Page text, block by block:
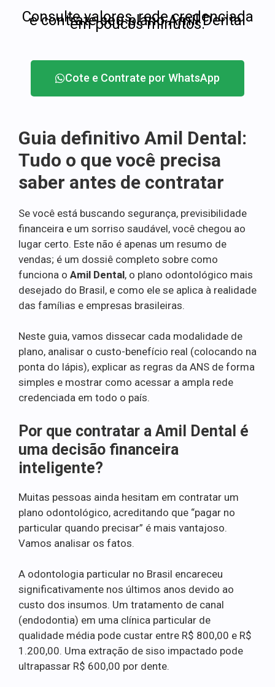
Consulte valores, rede credenciada
e contrate seu plano Amil Dental
em poucos minutos.
Cote e Contrate por WhatsApp
Guia definitivo Amil Dental:
Tudo o que você precisa
saber antes de contratar
Se você está buscando segurança, previsibilidade
financeira e um sorriso saudável, você chegou ao
lugar certo. Este não é apenas um resumo de
vendas; é um dossiê completo sobre como
funciona o Amil Dental, o plano odontológico mais
desejado do Brasil, e como ele se aplica à realidade
das famílias e empresas brasileiras.
Neste guia, vamos dissecar cada modalidade de
plano, analisar o custo-benefício real (colocando na
ponta do lápis), explicar as regras da ANS de forma
simples e mostrar como acessar a ampla rede
credenciada em todo o país.
Por que contratar a Amil Dental é
uma decisão financeira
inteligente?
Muitas pessoas ainda hesitam em contratar um
plano odontológico, acreditando que “pagar no
particular quando precisar” é mais vantajoso.
Vamos analisar os fatos.
A odontologia particular no Brasil encareceu
significativamente nos últimos anos devido ao
custo dos insumos. Um tratamento de canal
(endodontia) em uma clínica particular de
qualidade média pode custar entre R$ 800,00 e R$
1.200,00. Uma extração de siso impactado pode
ultrapassar R$ 600,00 por dente.